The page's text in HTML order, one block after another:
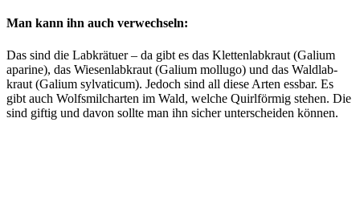
Man kann ihn auch verwechseln:
Das sind die Lab­krä­tuer – da gibt es das Klet­ten­lab­kraut (Gali­um
apa­ri­ne), das Wie­sen­lab­kraut (Gali­um mol­lugo) und das Wald­lab­
kraut (Gali­um syl­va­ti­cum). Jedoch sind all die­se Arten ess­bar. Es
gibt auch Wolfs­milch­ar­ten im Wald, wel­che Quirl­för­mig ste­hen. Die
sind gif­tig und davon soll­te man ihn sicher unter­schei­den können.